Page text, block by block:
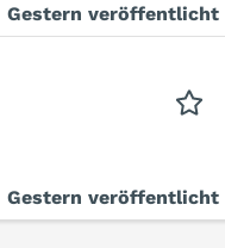
Gestern veröffentlicht
Gestern veröffentlicht